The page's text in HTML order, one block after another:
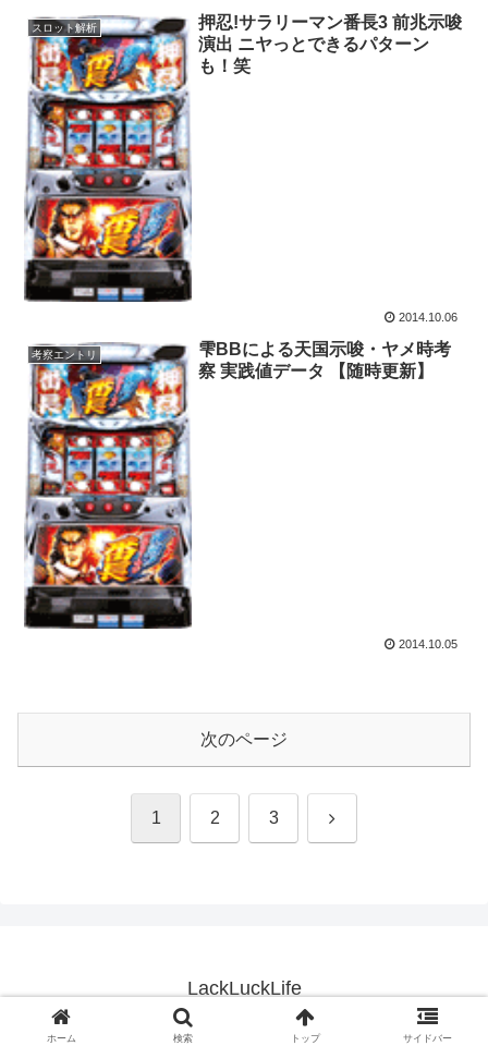
スロット解析
押忍!サラリーマン番長3 前兆示唆
演出 ニヤっとできるパターン
も！笑
2014.10.06
考察エントリ
雫BBによる天国示唆・ヤメ時考
察 実践値データ 【随時更新】
2014.10.05
次のページ
1 2 3 次
LackLuckLife
© 2013 LackLuckLife.
ホーム 検索 トップ サイドバー